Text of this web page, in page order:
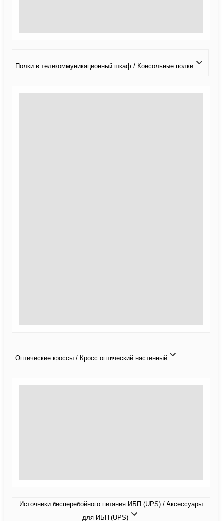
Полки в телекоммуникационный шкаф / Консольные полки
Оптические кроссы / Кросс оптический настенный
Источники бесперебойного питания ИБП (UPS) / Аксессуары
для ИБП (UPS)